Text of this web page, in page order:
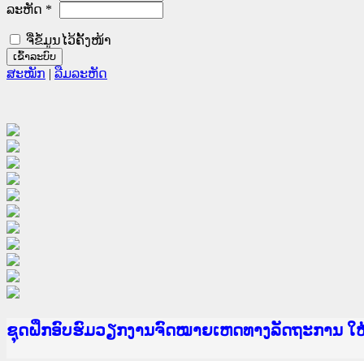
ລະຫັດ *
ຈື່ຂໍ້ມູນໄວ້ຄັ້ງໜ້າ
ສະໝັກ | ລືມລະຫັດ
Ministry of Justice Lao PDR
ເຜີຍແຜ່ວັບໄຊຈົດໝາຍເຫດທາງລັດຖະການ ແລະ ແອັ
ກະຊວງຍຸຕິທຳ
ຊຸດຝຶກອົບຮົມວຽກງານຈົດໝາຍເຫດທາງລັດຖະການ
ກອງປະຊຸມທົບທວນຄືນການຈັດຕັ້ງປະຕິບັດວຽກງານຈົ
ຝຶກອົບຮົມ ຜູ່ປະສານງານວຽກງານຈົດໝາຍເຫດທາງລັ
ຝຶກອົບຮົມ ຜູ່ປະສານງານວຽກງານຈົດໝາຍເຫດທາງລັ
ເຜີຍແຜ່ແອັບກົດໝາຍລາວ ແລະ ເວັບໄຊຈົດໝາຍເຫດ
ເຜີຍແຜ່ແອັບກົດໝາຍລາວ ແລະ ເວັບໄຊຈົດໝາຍເຫດ
ຍົກລະດັບວຽກງານຈົດໝາຍເຫດທາງລັດຖະການໃຫ້ຜູ້
ຊຸດຝຶກອົບຮົມວຽກງານຈົດໝາຍເຫດທາງລັດຖະການ ໃ